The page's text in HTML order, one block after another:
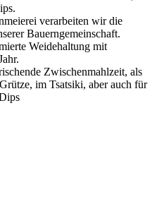
verarbeiten wir die
Bauerngemeinschaft.
Weidehaltung mit
Zwischenmahlzeit, als
im Tsatsiki, aber auch für